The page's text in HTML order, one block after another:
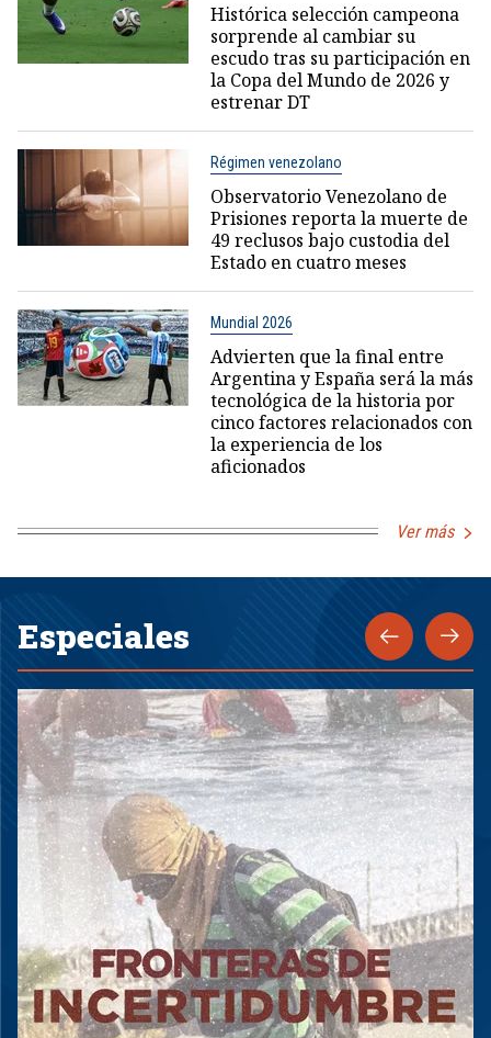
Histórica selección campeona
sorprende al cambiar su
escudo tras su participación en
la Copa del Mundo de 2026 y
estrenar DT
Régimen venezolano
Observatorio Venezolano de
Prisiones reporta la muerte de
49 reclusos bajo custodia del
Estado en cuatro meses
Mundial 2026
Advierten que la final entre
Argentina y España será la más
tecnológica de la historia por
cinco factores relacionados con
la experiencia de los
aficionados
Ver más
Especiales